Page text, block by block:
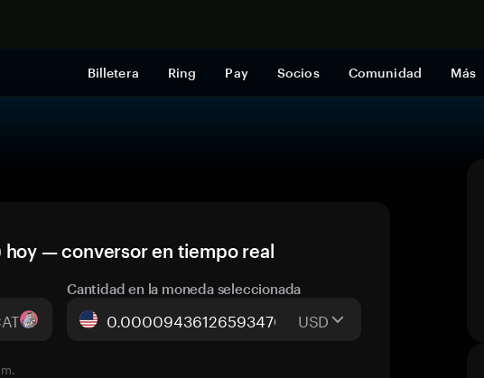
Billetera Ring Pay Socios Comunidad Más
hoy — conversor en tiempo real
Cantidad en la moneda seleccionada
USD